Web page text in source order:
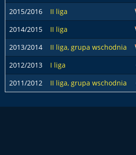
2015/2016
II liga
2014/2015
II liga
2013/2014
II liga, grupa wschodnia
2012/2013
I liga
2011/2012
II liga, grupa wschodnia